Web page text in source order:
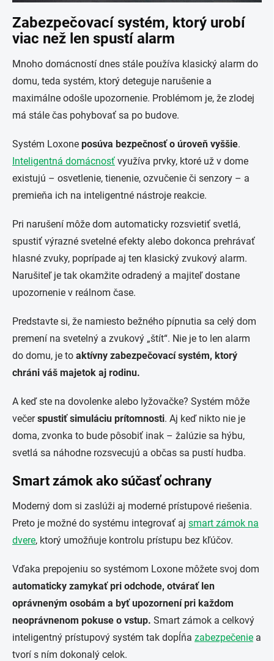
Zabezpečovací systém, ktorý urobí
viac než len spustí alarm
Mnoho domácností dnes stále používa klasický alarm do
domu, teda systém, ktorý deteguje narušenie a
maximálne odošle upozornenie. Problémom je, že zlodej
má stále čas pohybovať sa po budove.
Systém Loxone posúva bezpečnosť o úroveň vyššie.
Inteligentná domácnosť využíva prvky, ktoré už v dome
existujú – osvetlenie, tienenie, ozvučenie či senzory – a
premieňa ich na inteligentné nástroje reakcie.
Pri narušení môže dom automaticky rozsvietiť svetlá,
spustiť výrazné svetelné efekty alebo dokonca prehrávať
hlasné zvuky, poprípade aj ten klasický zvukový alarm.
Narušiteľ je tak okamžite odradený a majiteľ dostane
upozornenie v reálnom čase.
Predstavte si, že namiesto bežného pípnutia sa celý dom
premení na svetelný a zvukový „štít“. Nie je to len alarm
do domu, je to aktívny zabezpečovací systém, ktorý
chráni váš majetok aj rodinu.
A keď ste na dovolenke alebo lyžovačke? Systém môže
večerspustiť simuláciu prítomnosti. Aj keď nikto nie je
doma, zvonka to bude pôsobiť inak – žalúzie sa hýbu,
svetlá sa náhodne rozsvecujú a občas sa pustí hudba.
Smart zámok ako súčasť ochrany
Moderný dom si zaslúži aj moderné prístupové riešenia.
Preto je možné do systému integrovať aj smart zámok na
dvere, ktorý umožňuje kontrolu prístupu bez kľúčov.
Vďaka prepojeniu so systémom Loxone môžete svoj dom
automaticky zamykať pri odchode, otvárať len
oprávneným osobám a byť upozornení pri každom
neoprávnenom pokuse o vstup. Smart zámok a celkový
inteligentný prístupový systém tak dopĺňa zabezpečenie a
tvorí s ním dokonalý celok.